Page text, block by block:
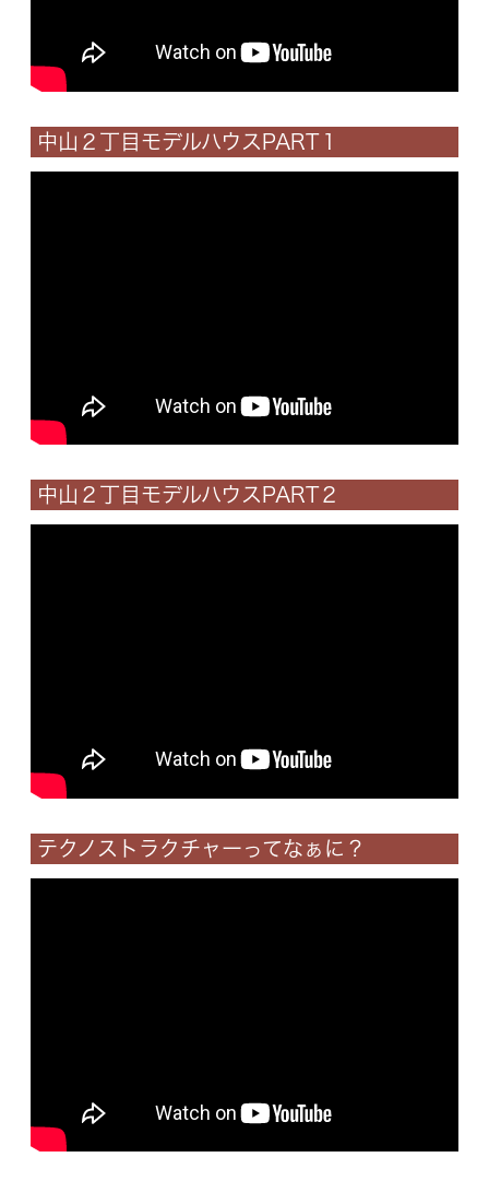
中山２丁目モデルハウスPART１
中山２丁目モデルハウスPART２
テクノストラクチャーってなぁに？